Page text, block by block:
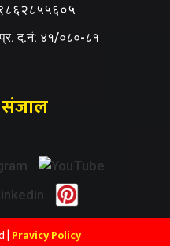
द.नं: ४१/०८०-८१
| Pravicy Policy